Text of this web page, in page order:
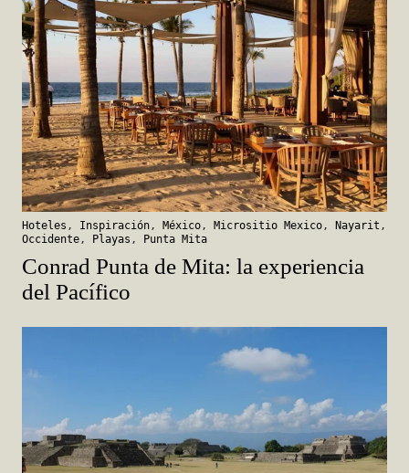
Hoteles , Inspiración , México , Micrositio Mexico , Nayarit ,
Occidente , Playas , Punta Mita
Conrad Punta de Mita: la experiencia
del Pacífico